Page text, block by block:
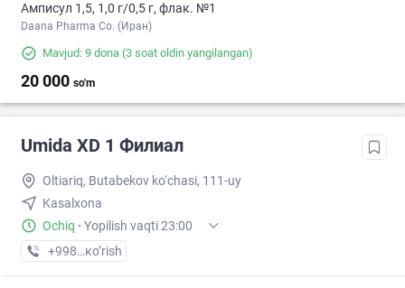
Амписул 1,5, 1,0 г/0,5 г, флак. №1
Daana Pharma Co. (Иран)
Mavjud: 9 dona (3 soat oldin yangilangan)
20 000 so'm
Umida XD 1 Филиал
Oltiariq, Butabekov ko‘chasi, 111-uy
Kasalxona
Ochiq · Yopilish vaqti 23:00
+998 (91) XXX-XX-XX
кo’rish